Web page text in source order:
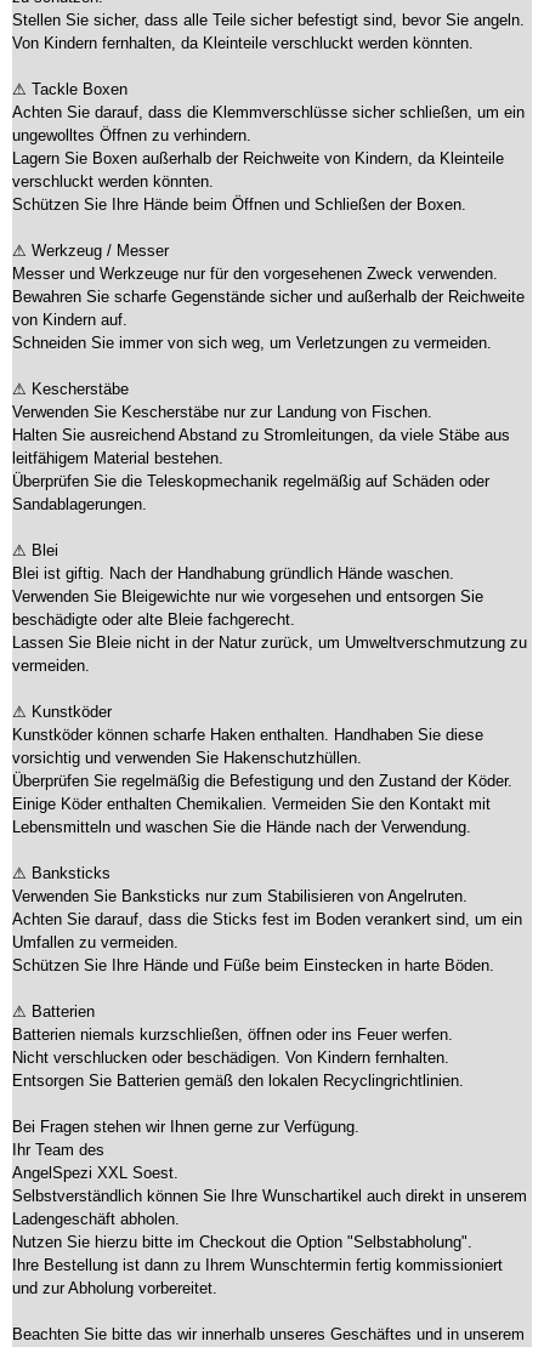
Stellen Sie sicher, dass alle Teile sicher befestigt sind, bevor Sie angeln.
Von Kindern fernhalten, da Kleinteile verschluckt werden könnten.
⚠ Tackle Boxen
Achten Sie darauf, dass die Klemmverschlüsse sicher schließen, um ein
ungewolltes Öffnen zu verhindern.
Lagern Sie Boxen außerhalb der Reichweite von Kindern, da Kleinteile
verschluckt werden könnten.
Schützen Sie Ihre Hände beim Öffnen und Schließen der Boxen.
⚠ Werkzeug / Messer
Messer und Werkzeuge nur für den vorgesehenen Zweck verwenden.
Bewahren Sie scharfe Gegenstände sicher und außerhalb der Reichweite
von Kindern auf.
Schneiden Sie immer von sich weg, um Verletzungen zu vermeiden.
⚠ Kescherstäbe
Verwenden Sie Kescherstäbe nur zur Landung von Fischen.
Halten Sie ausreichend Abstand zu Stromleitungen, da viele Stäbe aus
leitfähigem Material bestehen.
Überprüfen Sie die Teleskopmechanik regelmäßig auf Schäden oder
Sandablagerungen.
⚠ Blei
Blei ist giftig. Nach der Handhabung gründlich Hände waschen.
Verwenden Sie Bleigewichte nur wie vorgesehen und entsorgen Sie
beschädigte oder alte Bleie fachgerecht.
Lassen Sie Bleie nicht in der Natur zurück, um Umweltverschmutzung zu
vermeiden.
⚠ Kunstköder
Kunstköder können scharfe Haken enthalten. Handhaben Sie diese
vorsichtig und verwenden Sie Hakenschutzhüllen.
Überprüfen Sie regelmäßig die Befestigung und den Zustand der Köder.
Einige Köder enthalten Chemikalien. Vermeiden Sie den Kontakt mit
Lebensmitteln und waschen Sie die Hände nach der Verwendung.
⚠ Banksticks
Verwenden Sie Banksticks nur zum Stabilisieren von Angelruten.
Achten Sie darauf, dass die Sticks fest im Boden verankert sind, um ein
Umfallen zu vermeiden.
Schützen Sie Ihre Hände und Füße beim Einstecken in harte Böden.
⚠ Batterien
Batterien niemals kurzschließen, öffnen oder ins Feuer werfen.
Nicht verschlucken oder beschädigen. Von Kindern fernhalten.
Entsorgen Sie Batterien gemäß den lokalen Recyclingrichtlinien.
Bei Fragen stehen wir Ihnen gerne zur Verfügung.
Ihr Team des
AngelSpezi XXL Soest.
Selbstverständlich können Sie Ihre Wunschartikel auch direkt in unserem
Ladengeschäft abholen.
Nutzen Sie hierzu bitte im Checkout die Option "Selbstabholung".
Ihre Bestellung ist dann zu Ihrem Wunschtermin fertig kommissioniert
und zur Abholung vorbereitet.
Beachten Sie bitte das wir innerhalb unseres Geschäftes und in unserem